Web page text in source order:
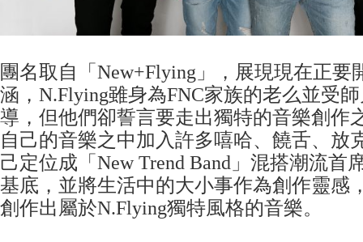
團名取自「New+Flying」，展現現在正要
涵，N.Flying雖身為FNC家族的老么並受
導，但他們卻誓言要走出獨特的音樂創作
自己的音樂之中加入許多嘻哈、饒舌、放
己定位成「New Trend Band」混搭潮流首
基底，並將生活中的大小事作為創作靈感
創作出屬於N.Flying獨特風格的音樂。